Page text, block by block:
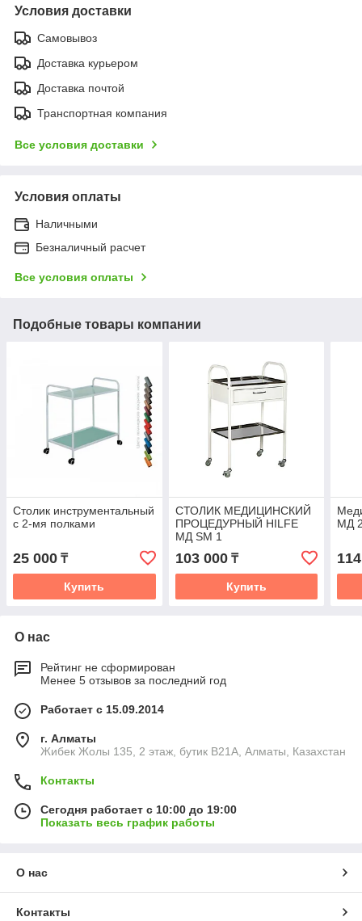
Условия доставки
Самовывоз
Доставка курьером
Доставка почтой
Транспортная компания
Все условия доставки
Условия оплаты
Наличными
Безналичный расчет
Все условия оплаты
Подобные товары компании
Столик инструментальный
c 2-мя полками
25 000 ₸
Купить
СТОЛИК МЕДИЦИНСКИЙ
ПРОЦЕДУРНЫЙ HILFE
МД SM 1
103 000₸
Купить
МД
О нас
Рейтинг не сформирован
Менее 5 отзывов за последний год
Работает с 15.09.2014
г. Алматы
Жибек Жолы 135, 2 этаж, бутик B21A, Алматы, Казахстан
Контакты
Сегодня работает с 10:00 до 19:00
Показать весь график работы
О нас
Контакты